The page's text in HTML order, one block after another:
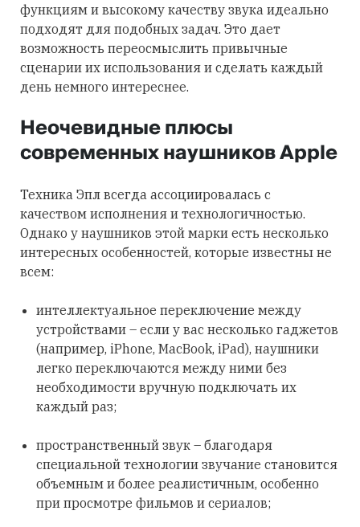
функциям и высокому качеству звука идеально
подходят для подобных задач. Это дает
возможность переосмыслить привычные
сценарии их использования и сделать каждый
день немного интереснее.
Неочевидные плюсы
современных наушников Apple
Техника Эпл всегда ассоциировалась с
качеством исполнения и технологичностью.
Однако у наушников этой марки есть несколько
интересных особенностей, которые известны не
всем:
интеллектуальное переключение между
устройствами – если у вас несколько гаджетов
(например, iPhone, MacBook, iPad), наушники
легко переключаются между ними без
необходимости вручную подключать их
каждый раз;
пространственный звук – благодаря
специальной технологии звучание становится
объемным и более реалистичным, особенно
при просмотре фильмов и сериалов;